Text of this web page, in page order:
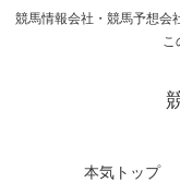
競馬情報会社・競馬予想会
こ
本気トップ